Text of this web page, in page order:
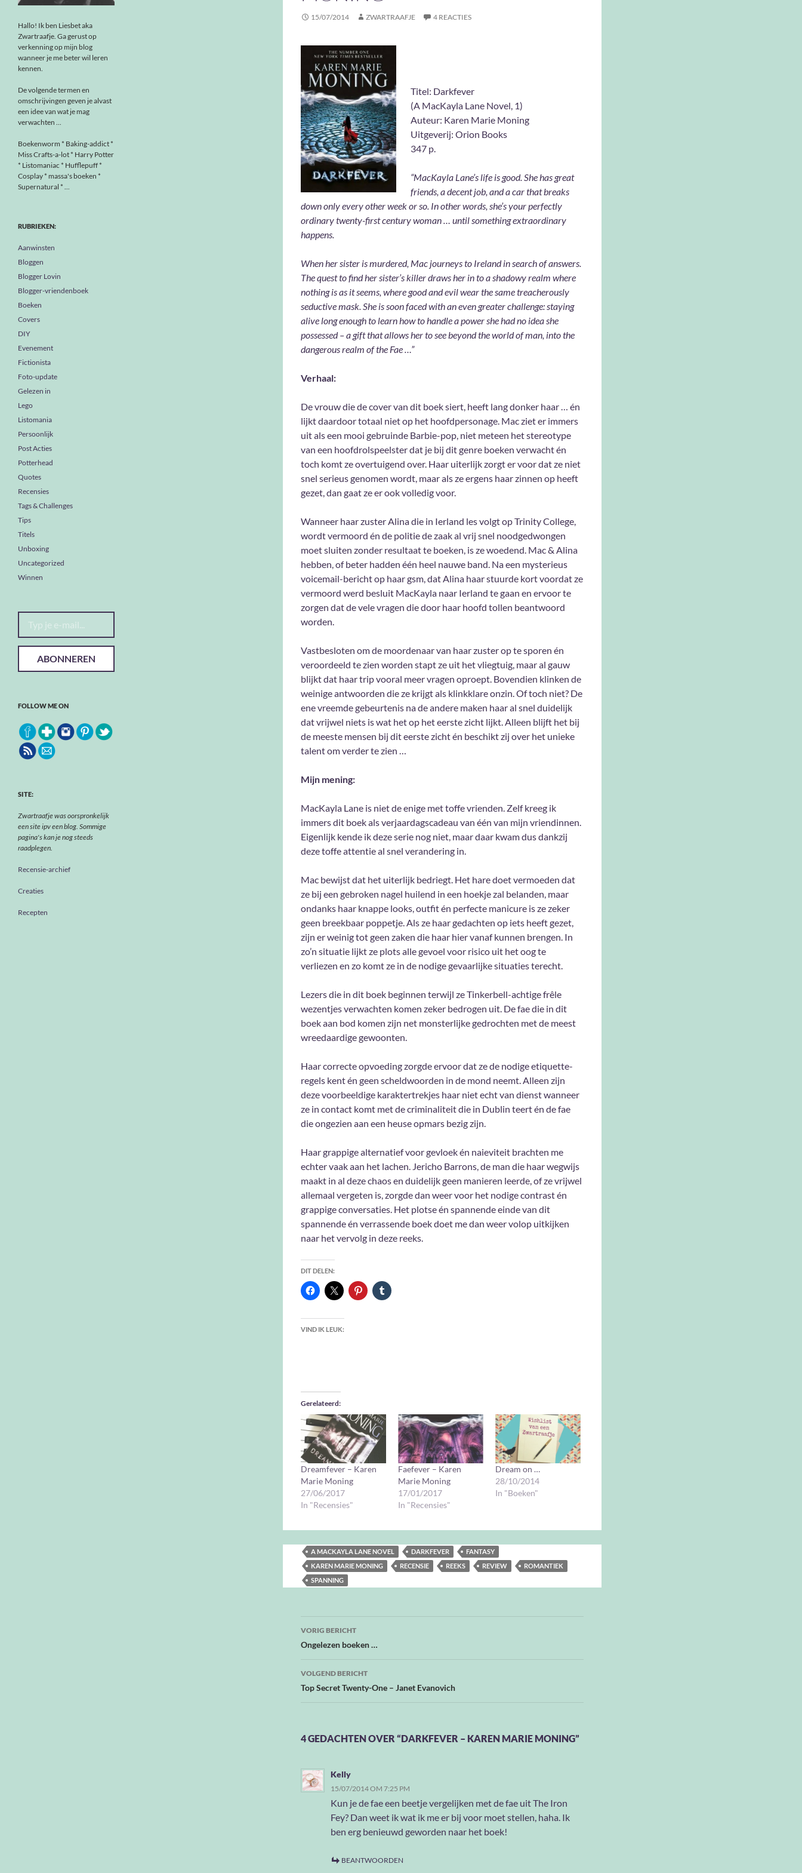
15/07/2014 ZWARTRAAFJE 4 REACTIES
Titel: Darkfever
(A MacKayla Lane Novel, 1)
Auteur: Karen Marie Moning
Uitgeverij: Orion Books
347 p.
“MacKayla Lane’s life is good. She has great
friends, a decent job, and a car that breaks
down only every other week or so. In other words, she’s your perfectly
ordinary twenty-first century woman … until something extraordinary
happens.
When her sister is murdered, Mac journeys to Ireland in search of answers.
The quest to find her sister’s killer draws her in to a shadowy realm where
nothing is as it seems, where good and evil wear the same treacherously
seductive mask. She is soon faced with an even greater challenge: staying
alive long enough to learn how to handle a power she had no idea she
possessed – a gift that allows her to see beyond the world of man, into the
dangerous realm of the Fae …”
Verhaal:
De vrouw die de cover van dit boek siert, heeft lang donker haar … én
lijkt daardoor totaal niet op het hoofdpersonage. Mac ziet er immers
uit als een mooi gebruinde Barbie-pop, niet meteen het stereotype
van een hoofdrolspeelster dat je bij dit genre boeken verwacht én
toch komt ze overtuigend over. Haar uiterlijk zorgt er voor dat ze niet
snel serieus genomen wordt, maar als ze ergens haar zinnen op heeft
gezet, dan gaat ze er ook volledig voor.
Wanneer haar zuster Alina die in Ierland les volgt op Trinity College,
wordt vermoord én de politie de zaak al vrij snel noodgedwongen
moet sluiten zonder resultaat te boeken, is ze woedend. Mac & Alina
hebben, of beter hadden één heel nauwe band. Na een mysterieus
voicemail-bericht op haar gsm, dat Alina haar stuurde kort voordat ze
vermoord werd besluit MacKayla naar Ierland te gaan en ervoor te
zorgen dat de vele vragen die door haar hoofd tollen beantwoord
worden.
Vastbesloten om de moordenaar van haar zuster op te sporen én
veroordeeld te zien worden stapt ze uit het vliegtuig, maar al gauw
blijkt dat haar trip vooral meer vragen oproept. Bovendien klinken de
weinige antwoorden die ze krijgt als klinkklare onzin. Of toch niet? De
ene vreemde gebeurtenis na de andere maken haar al snel duidelijk
dat vrijwel niets is wat het op het eerste zicht lijkt. Alleen blijft het bij
de meeste mensen bij dit eerste zicht én beschikt zij over het unieke
talent om verder te zien …
Mijn mening:
MacKayla Lane is niet de enige met toffe vrienden. Zelf kreeg ik
immers dit boek als verjaardagscadeau van één van mijn vriendinnen.
Eigenlijk kende ik deze serie nog niet, maar daar kwam dus dankzij
deze toffe attentie al snel verandering in.
Mac bewijst dat het uiterlijk bedriegt. Het hare doet vermoeden dat
ze bij een gebroken nagel huilend in een hoekje zal belanden, maar
ondanks haar knappe looks, outfit én perfecte manicure is ze zeker
geen breekbaar poppetje. Als ze haar gedachten op iets heeft gezet,
zijn er weinig tot geen zaken die haar hier vanaf kunnen brengen. In
zo’n situatie lijkt ze plots alle gevoel voor risico uit het oog te
verliezen en zo komt ze in de nodige gevaarlijke situaties terecht.
Lezers die in dit boek beginnen terwijl ze Tinkerbell-achtige frêle
wezentjes verwachten komen zeker bedrogen uit. De fae die in dit
boek aan bod komen zijn net monsterlijke gedrochten met de meest
wreedaardige gewoonten.
Haar correcte opvoeding zorgde ervoor dat ze de nodige etiquette-
regels kent én geen scheldwoorden in de mond neemt. Alleen zijn
deze voorbeeldige karaktertrekjes haar niet echt van dienst wanneer
ze in contact komt met de criminaliteit die in Dublin teert én de fae
die ongezien aan een heuse opmars bezig zijn.
Haar grappige alternatief voor gevloek én naieviteit brachten me
echter vaak aan het lachen. Jericho Barrons, de man die haar wegwijs
maakt in al deze chaos en duidelijk geen manieren leerde, of ze vrijwel
allemaal vergeten is, zorgde dan weer voor het nodige contrast én
grappige conversaties. Het plotse én spannende einde van dit
spannende én verrassende boek doet me dan weer volop uitkijken
naar het vervolg in deze reeks.
DIT DELEN:
VIND IK LEUK:
Gerelateerd
Dreamfever – Karen
Marie Moning
27/06/2017
In "Recensies"
Faefever – Karen
Marie Moning
17/01/2017
In "Recensies"
Dream on …
28/10/2014
In "Boeken"
A MACKAYLA LANE NOVEL DARKFEVER
FANTASY
KAREN MARIE MONING
RECENSIE REEKS REVIEW
ROMANTIEK
SPANNING
Bericht
navigatie
VORIG BERICHT
Ongelezen boeken …
VOLGEND BERICHT
Top Secret Twenty-One – Janet Evanovich
4 GEDACHTEN OVER “DARKFEVER – KAREN MARIE MONING”
Kelly
15/07/2014 OM 7:25 PM
Kun je de fae een beetje vergelijken met de fae uit The Iron
Fey? Dan weet ik wat ik me er bij voor moet stellen, haha. Ik
ben erg benieuwd geworden naar het boek!
BEANTWOORDEN
Hallo! Ik ben Liesbet aka
Zwartraafje. Ga gerust op
verkenning op mijn blog
wanneer je me beter wil leren
kennen.
De volgende termen en
omschrijvingen geven je alvast
een idee van wat je mag
verwachten ...
Boekenworm * Baking-addict *
Miss Crafts-a-lot * Harry Potter
* Listomaniac * Hufflepuff *
Cosplay * massa's boeken *
Supernatural * ...
RUBRIEKEN:
Aanwinsten
Bloggen
Blogger Lovin
Blogger-vriendenboek
Boeken
Covers
DIY
Evenement
Fictionista
Foto-update
Gelezen in
Lego
Listomania
Persoonlijk
Post Acties
Potterhead
Quotes
Recensies
Tags & Challenges
Tips
Titels
Unboxing
Uncategorized
Winnen
Typ je e-mail...
ABONNEREN
FOLLOW ME ON
SITE:
Zwartraafje was oorspronkelijk
een site ipv een blog. Sommige
pagina's kan je nog steeds
raadplegen.
Recensie-archief
Creaties
Recepten